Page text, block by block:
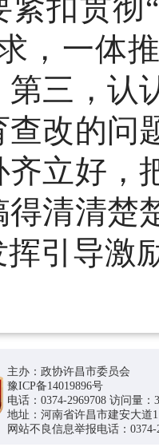
紧扣贯彻
，一体
第三，认
查改的问
立好，
得清清楚
引导激
主办：政协许昌市委员会
豫ICP备14019896号
电话：0374-2969708 访问量：
地址：河南省许昌市建安大道
网站不良信息举报电话：